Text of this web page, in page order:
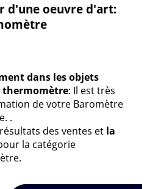
d'une oeuvre d'art:
dans les objets
thermomètre: Il est très
de votre Baromètre
.
des ventes et la
la catégorie